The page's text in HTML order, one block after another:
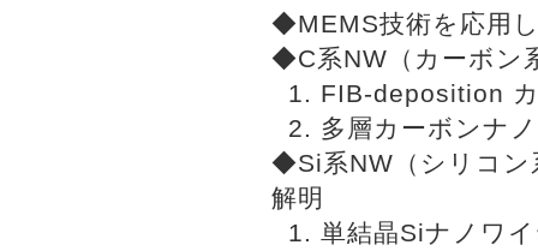
◆MEMS技術を応用
◆C系NW（カーボン
1. FIB-deposition
2. 多層カーボンナ
◆Si系NW（シリコン
解明
1. 単結晶Siナノワ